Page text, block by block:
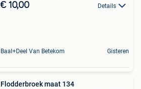
€ 10,00 Details
Baal+Deel Van Betekom Gisteren
Flodderbroek maat 134